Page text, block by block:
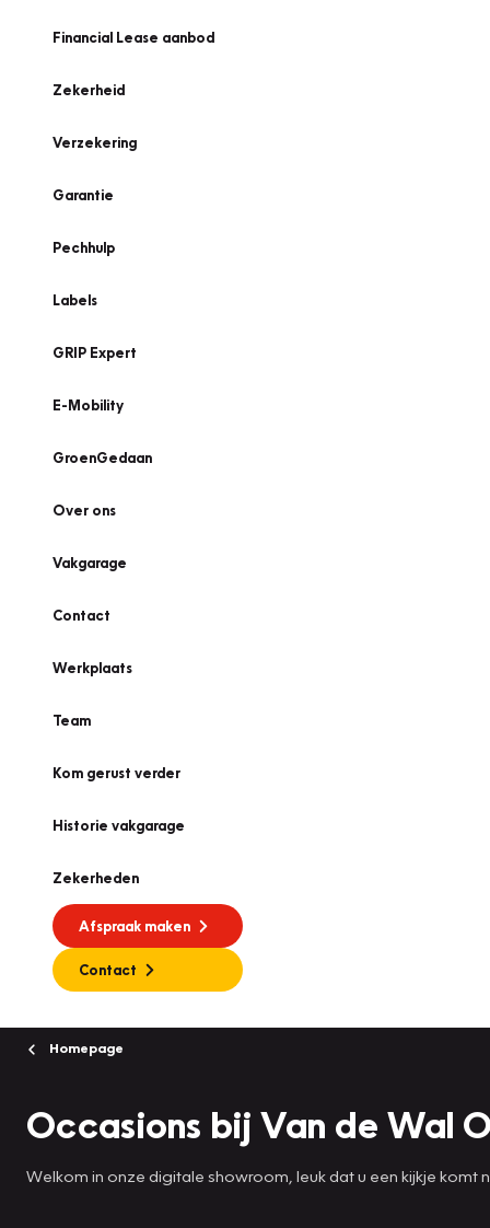
Financial Lease aanbod
Zekerheid
Verzekering
Garantie
Pechhulp
Labels
GRIP Expert
E-Mobility
GroenGedaan
Over ons
Vakgarage
Contact
Werkplaats
Team
Kom gerust verder
Historie vakgarage
Zekerheden
Afspraak maken
Contact
Homepage
Occasions bij Van de Wal
Welkom in onze digitale showroom, leuk dat u een kijkje komt